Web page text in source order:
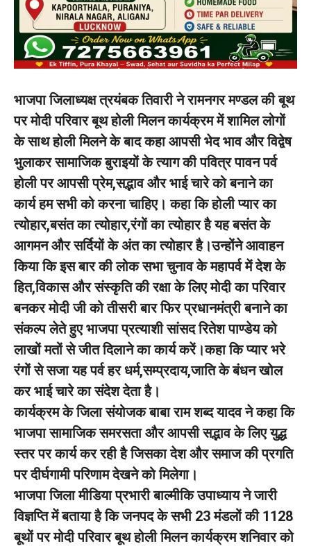
भाजपा जिलाध्यक्ष त्रयंबक तिवारी ने रामनगर मण्डल की बूथ
पर मोदी परिवार बूथ होली मिलन कार्यक्रम में शामिल लोगों
के साथ होली मिलने के बाद कहा आपसी भेद भाव और विद्वेष
भुलाकर सामाजिक बुराइयों के त्याग की पवित्र पावन पर्व
होली पर आपसी प्रेम,सद्भाव और भाई चारे को बनाने का
कार्य हम सभी को करना चाहिए। कहा कि होली प्यार का
त्योहार,बसंत का त्योहार,रंगों का त्योहार है यह बसंत के
आगमन और सर्दियों के अंत का त्योहार है।उन्होंने आवाहन
किया कि इस बार की लोक सभा चुनाव के महापर्व में देश के
हित,विकास और संस्कृति की रक्षा के लिए मोदी का परिवार
बनकर मोदी जी को तीसरी बार फिर प्रधानमंत्री बनाने का
संकल्प लेते हुए भाजपा प्रत्याशी सांसद रितेश पाण्डेय को
लाखों मतों से जीत दिलाने का कार्य करें।कहा कि प्यार भरे
रंगों से सजा यह पर्व हर धर्म,सम्प्रदाय,जाति के बंधन खोल
कर भाई चारे का संदेश देता है।
कार्यक्रम के जिला संयोजक बाबा राम शब्द यादव ने कहा कि
भाजपा सामाजिक समरसता और आपसी सद्भाव के लिए युद्ध
स्तर पर कार्य कर रही है जिसका देश और समाज की प्रगति
पर दीर्घगामी परिणाम देखने को मिलेगा।
भाजपा जिला मीडिया प्रभारी बाल्मीकि उपाध्याय ने जारी
विज्ञप्ति में बताया है कि जनपद के सभी 23 मंडलों की 1128
बूथों पर मोदी परिवार बूथ होली मिलन कार्यक्रम शनिवार को